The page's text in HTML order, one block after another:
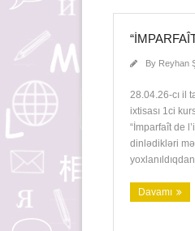
By Reyhan
28.04.26-cı il
ixtisası 1ci
“İmparfaît de
dinlədikləri
Davamı